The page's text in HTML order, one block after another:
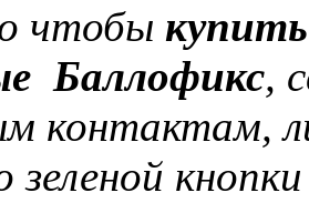
чтобы
Баллофикс,
контактам,